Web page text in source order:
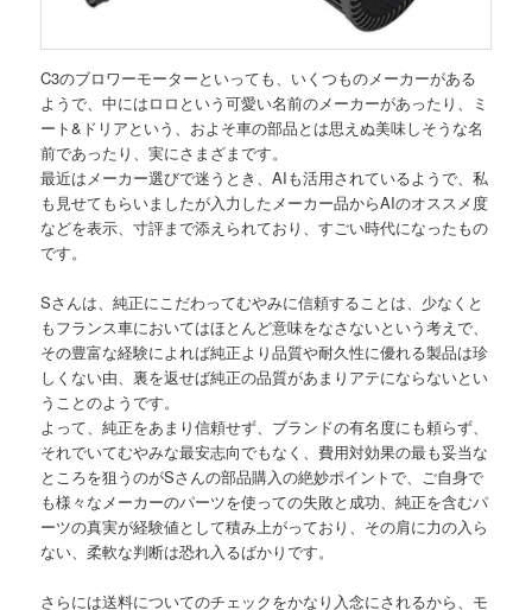
C3のブロワーモーターといっても、いくつものメーカーがある
ようで、中にはロロという可愛い名前のメーカーがあったり、ミ
ート&ドリアという、およそ車の部品とは思えぬ美味しそうな名
前であったり、実にさまざまです。
最近はメーカー選びで迷うとき、AIも活用されているようで、私
も見せてもらいましたが入力したメーカー品からAIのオススメ度
などを表示、寸評まで添えられており、すごい時代になったもの
です。
Sさんは、純正にこだわってむやみに信頼することは、少なくと
もフランス車においてはほとんど意味をなさないという考えで、
その豊富な経験によれば純正より品質や耐久性に優れる製品は珍
しくない由、裏を返せば純正の品質があまりアテにならないとい
うことのようです。
よって、純正をあまり信頼せず、ブランドの有名度にも頼らず、
それでいてむやみな最安志向でもなく、費用対効果の最も妥当な
ところを狙うのがSさんの部品購入の絶妙ポイントで、ご自身で
も様々なメーカーのパーツを使っての失敗と成功、純正を含むパ
ーツの真実が経験値として積み上がっており、その肩に力の入ら
ない、柔軟な判断は恐れ入るばかりです。
さらには送料についてのチェックをかなり入念にされるから、モ